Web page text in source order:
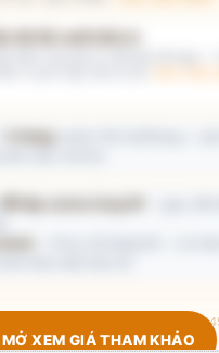
MỞ XEM GIÁ THAM KHẢO
quà tặng B2B · Hotline/Zalo